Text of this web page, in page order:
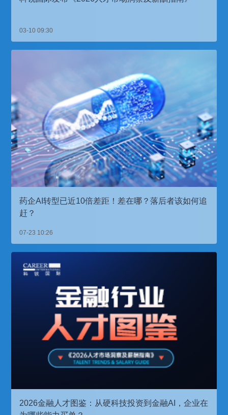
03-10 09:30
药企AI转型已近10倍差距！差在哪？落后者该如何追
赶？
07-23 10:26
2026金融人才图鉴：从硬科技投资到金融AI，企业在